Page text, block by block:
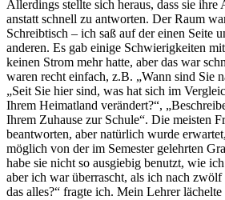
Allerdings stellte sich heraus, dass sie
anstatt schnell zu antworten. Der Raum
Schreibtisch – ich saß auf der einen Seite
anderen. Es gab einige Schwierigkeiten
keinen Strom mehr hatte, aber das war
waren recht einfach, z.B. „Wann sind Sie
„Seit Sie hier sind, was hat sich im
Ihrem Heimatland verändert?“,
Ihrem Zuhause zur Schule“. Die meisten
beantworten, aber natürlich wurde
möglich von der im Semester gelehrten
habe sie nicht so ausgiebig benutzt, wie
aber ich war überrascht, als ich nach
das alles?“ fragte ich. Mein Lehrer lächelte